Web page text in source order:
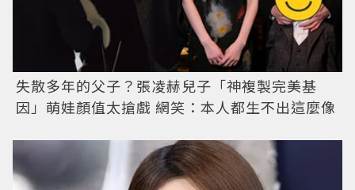
失散多年的父子？張凌赫兒子「神複製完美基
因」萌娃顏值太搶戲 網笑：本人都生不出這麼像